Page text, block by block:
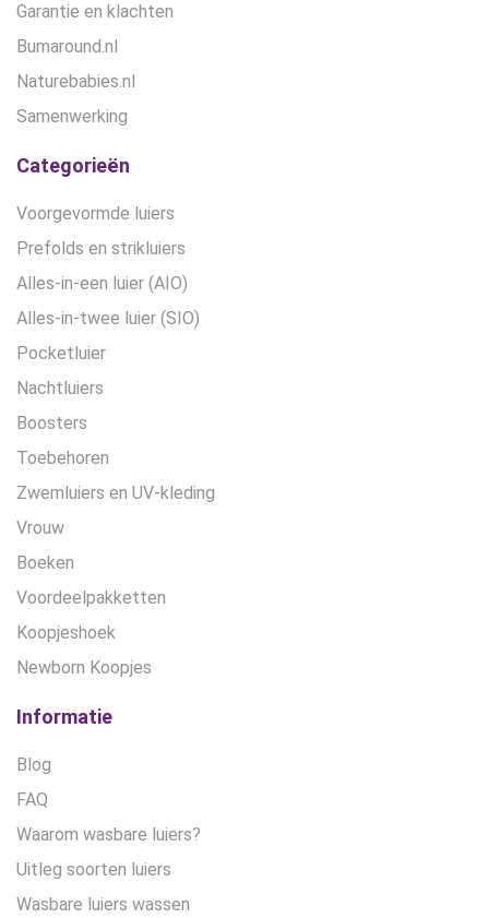
Garantie en klachten
Bumaround.nl
Naturebabies.nl
Samenwerking
Categorieën
Voorgevormde luiers
Prefolds en strikluiers
Alles-in-een luier (AIO)
Alles-in-twee luier (SIO)
Pocketluier
Nachtluiers
Boosters
Toebehoren
Zwemluiers en UV-kleding
Vrouw
Boeken
Voordeelpakketten
Koopjeshoek
Newborn Koopjes
Informatie
Blog
FAQ
Waarom wasbare luiers?
Uitleg soorten luiers
Wasbare luiers wassen